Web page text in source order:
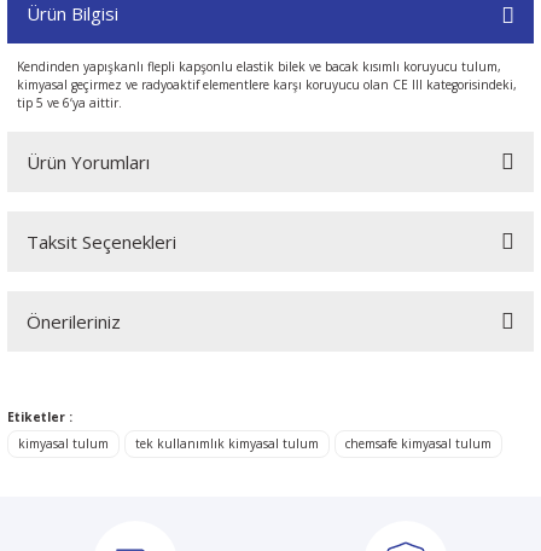
Ürün Bilgisi
Kendinden yapışkanlı flepli kapşonlu elastik bilek ve bacak kısımlı koruyucu tulum,
kimyasal geçirmez ve radyoaktif elementlere karşı koruyucu olan CE III kategorisindeki,
tip 5 ve 6‘ya aittir.
Ürün Yorumları
Bu ürüne ilk yorumu siz yapın!
Taksit Seçenekleri
Önerileriniz
tarafımıza iletebilirsiniz.
Görüş ve önerileriniz için teşekkür ederiz.
Etiketler :
kimyasal tulum
tek kullanımlık kimyasal tulum chemsafe kimyasal tulum